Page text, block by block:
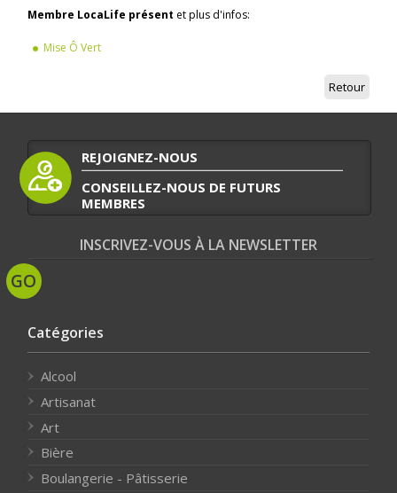
Membre LocaLife présent et plus d'infos:
Mise Ô Vert
Retour
REJOIGNEZ-NOUS
CONSEILLEZ-NOUS DE FUTURS
MEMBRES
INSCRIVEZ-VOUS À LA NEWSLETTER
Catégories
Alcool
Artisanat
Art
Bière
Boulangerie - Pâtisserie